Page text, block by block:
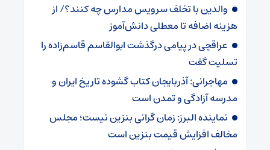
والدین با تخلف سرویس مدارس چه کنند؟/ از
هزینه اضافه تا معطلی دانش‌آموز
عراقچی در پیامی درگذشت ابوالقاسم قاسم‌زاده را
تسلیت گفت
مهاجرانی: آذربایجان کتاب گشوده تاریخ ایران و
مدرسه آزادگی و تمدن است
نماینده البرز: زمان گرانی بنزین نیست؛ مجلس
مخالف افزایش قیمت بنزین است